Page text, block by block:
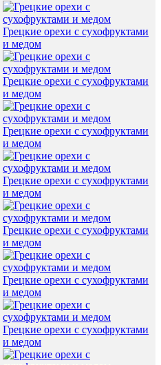
Грецкие орехи с сухофруктами
и медом
Грецкие орехи с сухофруктами
и медом
Грецкие орехи с сухофруктами
и медом
Грецкие орехи с сухофруктами
и медом
Грецкие орехи с сухофруктами
и медом
Грецкие орехи с сухофруктами
и медом
Грецкие орехи с сухофруктами
и медом